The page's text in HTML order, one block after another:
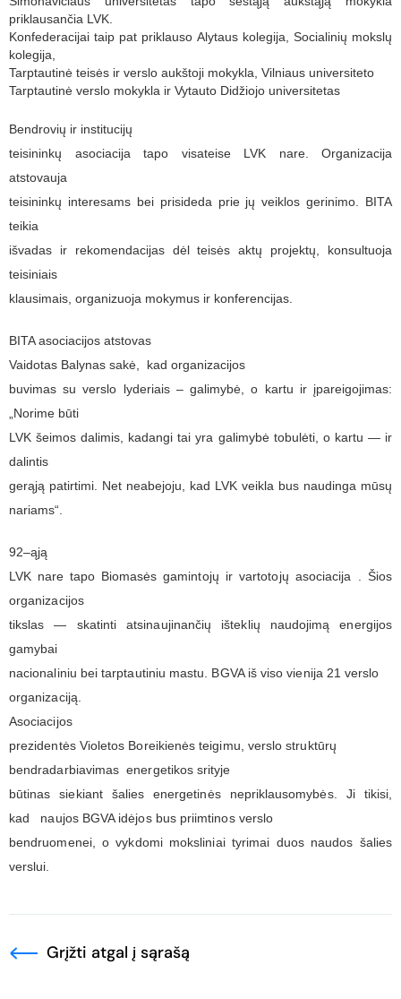
priklausančia LVK.
Konfederacijai taip pat priklauso Alytaus kolegija, Socialinių mokslų
kolegija,
Tarptautinė teisės ir verslo aukštoji mokykla, Vilniaus universiteto
Tarptautinė verslo mokykla ir Vytauto Didžiojo universitetas
Bendrovių ir institucijų
teisininkų asociacija tapo visateise LVK nare. Organizacija
atstovauja
teisininkų interesams bei prisideda prie jų veiklos gerinimo. BITA
teikia
išvadas ir rekomendacijas dėl teisės aktų projektų, konsultuoja
teisiniais
klausimais, organizuoja mokymus ir konferencijas.
BITA asociacijos atstovas
Vaidotas Balynas sakė, kad organizacijos
buvimas su verslo lyderiais – galimybė, o kartu ir įpareigojimas:
„Norime būti
LVK šeimos dalimis, kadangi tai yra galimybė tobulėti, o kartu — ir
dalintis
gerąją patirtimi. Net neabejoju, kad LVK veikla bus naudinga mūsų
nariams“.
92–ąją
LVK nare tapo Biomasėsgamintojų ir vartotojų asociacija . Šios
organizacijos
tikslas — skatinti atsinaujinančių išteklių naudojimą energijos
gamybai
nacionaliniu bei tarptautiniu mastu. BGVA iš viso vienija 21 verslo
organizaciją.
Asociacijos
prezidentės Violetos Boreikienės teigimu, verslo struktūrų
bendradarbiavimas energetikos srityje
būtinas siekiant šalies energetinės nepriklausomybės. Ji tikisi,
kad
naujos BGVA idėjos bus priimtinos verslo
bendruomenei, o vykdomi moksliniai tyrimai duos naudos šalies
verslui.
Grįžti atgal į sąrašą